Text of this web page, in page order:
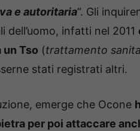
e autoritaria“. Gli
dell’uomo, infatti nel 2011
Tso (trattamento
stati registrati altri.
emerge che Ocone
per poi attaccare